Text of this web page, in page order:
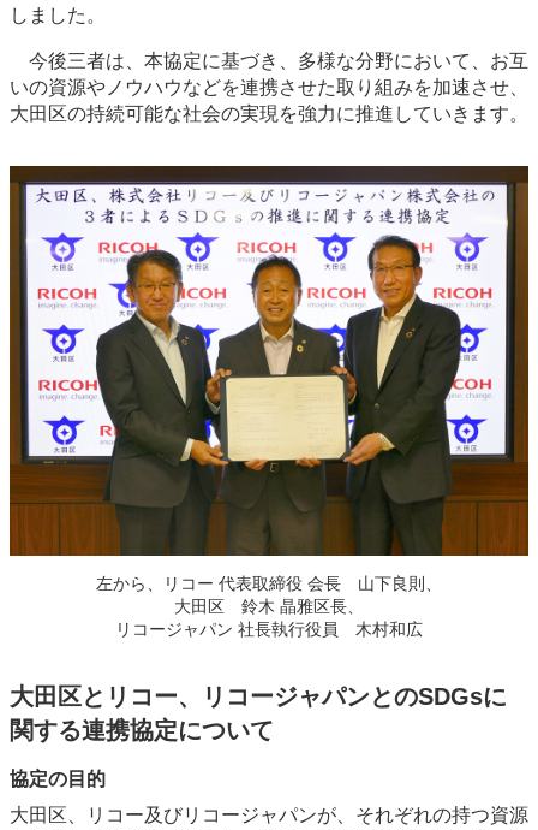
しました。
今後三者は、本協定に基づき、多様な分野において、お互
いの資源やノウハウなどを連携させた取り組みを加速させ、
大田区の持続可能な社会の実現を強力に推進していきます。
左から、リコー 代表取締役 会長 山下良則、
大田区 鈴木 晶雅区長、
リコージャパン 社長執行役員 木村和広
大田区とリコー、リコージャパンとのSDGsに
関する連携協定について
協定の目的
大田区、リコー及びリコージャパンが、それぞれの持つ資源